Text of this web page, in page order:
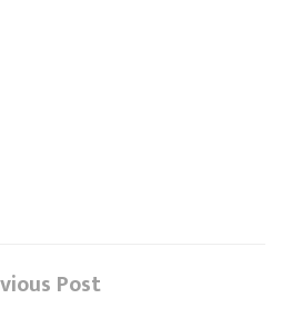
Post